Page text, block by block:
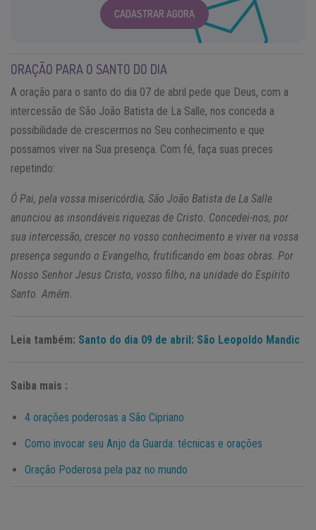
CADASTRAR AGORA
ORAÇÃO PARA O SANTO DO DIA
A oração para o santo do dia 07 de abril pede que Deus, com a
intercessão de São João Batista de La Salle, nos conceda a
possibilidade de crescermos no Seu conhecimento e que
possamos viver na Sua presença. Com fé, faça suas preces
repetindo:
Ó Pai, pela vossa misericórdia, São João Batista de La Salle
anunciou as insondáveis riquezas de Cristo. Concedei-nos, por
sua intercessão, crescer no vosso conhecimento e viver na vossa
presença segundo o Evangelho, frutificando em boas obras. Por
Nosso Senhor Jesus Cristo, vosso filho, na unidade do Espírito
Santo. Amém.
Leia também: Santo do dia 09 de abril: São Leopoldo Mandic
Saiba mais :
4 orações poderosas a São Cipriano
Como invocar seu Anjo da Guarda: técnicas e orações
Oração Poderosa pela paz no mundo